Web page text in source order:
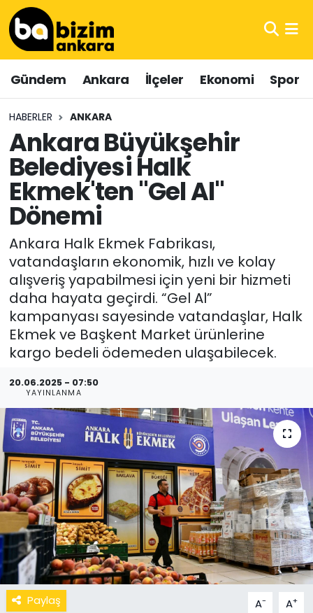
Gündem Ankara İlçeler Ekonomi Spor
HABERLER ANKARA
Ankara Büyükşehir
Belediyesi Halk
Ekmek'ten "Gel Al"
Dönemi
Ankara Halk Ekmek Fabrikası,
vatandaşların ekonomik, hızlı ve kolay
alışveriş yapabilmesi için yeni bir hizmeti
daha hayata geçirdi. “Gel Al”
kampanyası sayesinde vatandaşlar, Halk
Ekmek ve Başkent Market ürünlerine
kargo bedeli ödemeden ulaşabilecek.
20.06.2025 - 07:50
YAYINLANMA
Paylaş A- A+
Hava Durumu
Trafik Durumu
Süper Lig Puan Durumu ve Fikstür
Tüm Manşetler
Son Dakika Haberleri